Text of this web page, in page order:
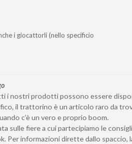
i giocattorli (nello specificio
i nostri prodotti possono essere
il trattorino è un articolo raro da
c’è un vero e proprio boom.
sulle fiere a cui partecipiamo le
Per informazioni dirette dallo spaccio,